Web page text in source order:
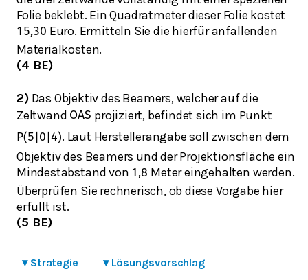
Folie beklebt. Ein Quadratmeter dieser Folie kostet
15,30 Euro. Ermitteln Sie die hierfür anfallenden
Materialkosten.
(4 BE)
2)Das Objektiv des Beamers, welcher auf die
Zeltwand OAS projiziert, befindet sich im Punkt
P(5 0 4). Laut Herstellerangabe soll zwischen dem
Objektiv des Beamers und der Projektionsfläche ein
Mindestabstand von 1,8 Meter eingehalten werden.
Überprüfen Sie rechnerisch, ob diese Vorgabe hier
erfüllt ist.
(5 BE)
▾ Strategie ▾ Lösungsvorschlag